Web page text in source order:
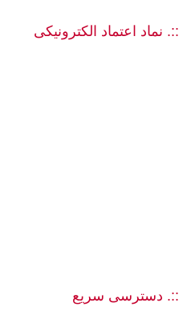
::. نماد اعتماد الکترونیکی
::. دسترسی سریع